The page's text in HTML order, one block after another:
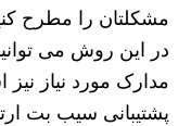
مشکلتان را مطرح
در این روش می
مدارک مورد نیاز نیز
پشتیبانی سیب بت